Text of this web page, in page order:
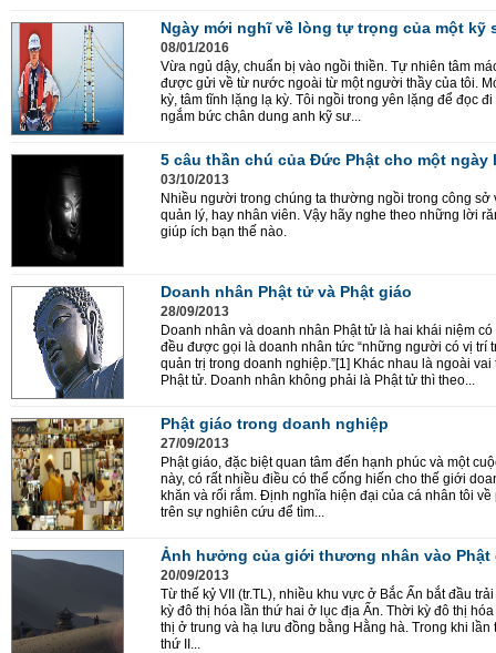
Ngày mới nghĩ về lòng tự trọng của một kỹ
08/01/2016
Vừa ngủ dậy, chuẩn bị vào ngồi thiền. Tự nhiên tâm
được gửi về từ nước ngoài từ một người thầy của tôi.
kỳ, tâm tĩnh lặng lạ kỳ. Tôi ngồi trong yên lặng để đọc
ngắm bức chân dung anh kỹ sư...
5 câu thần chú của Đức Phật cho một ngày
03/10/2013
Nhiều người trong chúng ta thường ngồi trong công
quản lý, hay nhân viên. Vậy hãy nghe theo những lời
giúp ích bạn thế nào.
Doanh nhân Phật tử và Phật giáo
28/09/2013
Doanh nhân và doanh nhân Phật tử là hai khái niệm
đều được gọi là doanh nhân tức “những người có vị trí
quản trị trong doanh nghiệp.”[1] Khác nhau là ngoài
Phật tử. Doanh nhân không phải là Phật tử thì theo...
Phật giáo trong doanh nghiệp
27/09/2013
Phật giáo, đặc biệt quan tâm đến hạnh phúc và một
này, có rất nhiều điều có thể cống hiến cho thế giới
khăn và rối rắm. Định nghĩa hiện đại của cá nhân tôi
trên sự nghiên cứu để tìm...
Ảnh hưởng của giới thương nhân vào Phật
20/09/2013
Từ thế kỷ VII (tr.TL), nhiều khu vực ở Bắc Ấn bắt đầu
kỳ đô thị hóa lần thứ hai ở lục địa Ấn. Thời kỳ đô thị
thị ở trung và hạ lưu đồng bằng Hằng hà. Trong khi
thứ II...